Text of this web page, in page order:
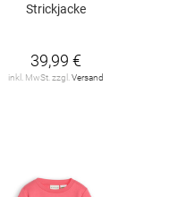
Strickjacke
39,99 €
inkl. MwSt. zzgl. Versand